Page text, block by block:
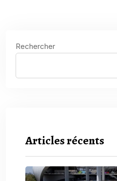
Rechercher
Articles récents